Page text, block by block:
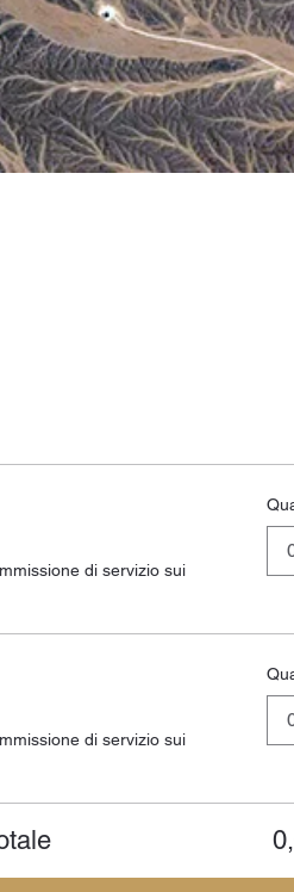
di servizio sui
di servizio sui